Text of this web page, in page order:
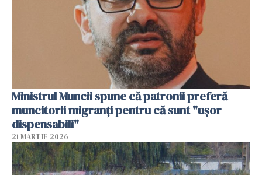
Ministrul Muncii spune că patronii preferă
muncitorii migranți pentru că sunt "uşor
dispensabili"
21 MARTIE 2026